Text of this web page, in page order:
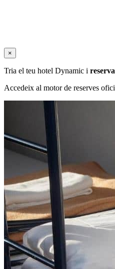
×
Tria el teu hotel Dynamic i
Accedeix al motor de reserves